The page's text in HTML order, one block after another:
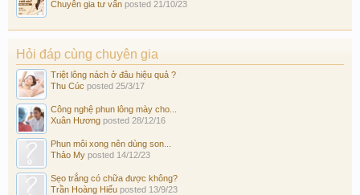
Chuyên gia tư vấn posted 21/10/23
Hỏi đáp cùng chuyên gia
Triệt lông nách ở đâu hiệu quả ?
Thu Cúc posted 25/3/17
Công nghệ phun lông mày cho...
Xuân Hương posted 28/12/16
Phun môi xong nên dùng son...
Thảo My posted 14/12/23
Sẹo trắng có chữa được không?
Trần Hoàng Hiếu posted 13/9/23